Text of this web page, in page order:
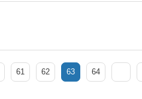
61 62 63 64